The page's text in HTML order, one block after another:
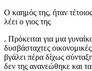
Ο καημός της, ήταν
λέει ο γιος της
. Πρόκειται για μια
δυσβάσταχτες
βγάλει πέρα δίχως
δεν της ανανεώθηκε και